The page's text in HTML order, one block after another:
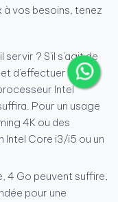
à vos besoins, tenez
? S'il s'agit de
d'effectuer des
Intel
Pour un usage
4K ou des
Intel Core i3/i5 ou un
4 Go peuvent suffire,
pour une